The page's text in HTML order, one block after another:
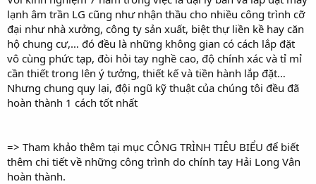
lạnh âm trần LG cũng như nhận thầu cho nhiều công trình cỡ
đại như nhà xưởng, công ty sản xuất, biệt thự liền kề hay căn
hộ chung cư,… đó đều là những không gian có cách lắp đặt
vô cùng phức tạp, đòi hỏi tay nghề cao, độ chính xác và tỉ mỉ
cần thiết trong lên ý tưởng, thiết kế và tiền hành lắp đặt…
Nhưng chung quy lại, đội ngũ kỹ thuật của chúng tôi đều đã
hoàn thành 1 cách tốt nhất
=> Tham khảo thêm tại mục CÔNG TRÌNH TIÊU BIỂU để biết
thêm chi tiết về những công trình do chính tay Hải Long Vân
hoàn thành.